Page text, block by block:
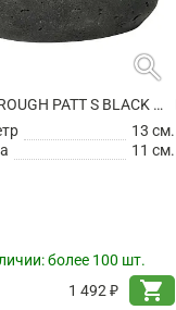
search
КАШПО ROUGH PATT S BLACK WASHED
13 см.
11 см.
более 100 шт.
1 492 ₽
shopping_cart